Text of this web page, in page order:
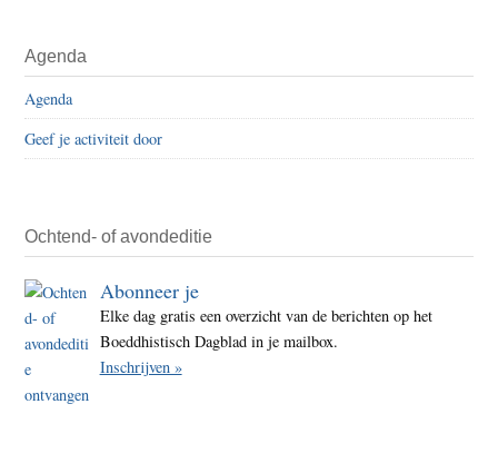
Agenda
Agenda
Geef je activiteit door
Ochtend- of avondeditie
Abonneer je
Elke dag gratis een overzicht van de berichten op het
Boeddhistisch Dagblad in je mailbox.
Inschrijven »